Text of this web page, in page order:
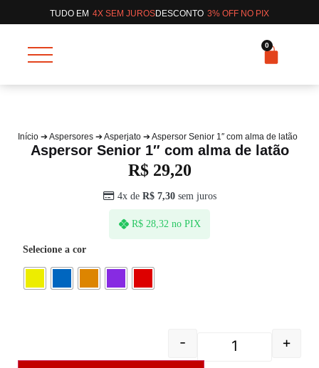
TUDO EM 4X SEM JUROSDESCONTO 3% OFF NO PIX
0
Início ➔Aspersores ➔Asperjato ➔ Aspersor Senior 1″ com alma de latão
Aspersor Senior 1″ com alma de latão
R$29,20
R$28,32 no PIX
4x de R$7,30sem juros
Selecione a cor
- +